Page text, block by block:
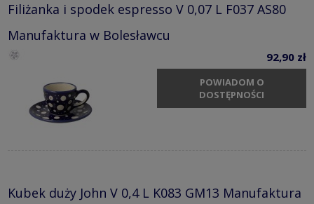
Filiżanka i spodek espresso V 0,07 L F037 AS80
Manufaktura w Bolesławcu
92,90 zł
POWIADOM O
DOSTĘPNOŚCI
Kubek duży John V 0,4 L K083 GM13 Manufaktura